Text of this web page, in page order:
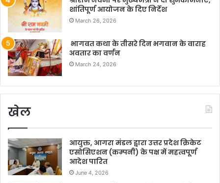
शांतिपूर्ण आयोजन के दिए निर्देश
March 26, 2026
भागवत कथा के तीसरे दिन भगवान के वाराह
अवतार का वर्णन
March 24, 2026
खेल
आयुक्त, आगरा मंडल द्वारा उत्तर प्रदेश क्रिकेट
एसोसिएशन (कम्पनी) के पक्ष में महत्वपूर्ण
आदेश पारित
June 4, 2026